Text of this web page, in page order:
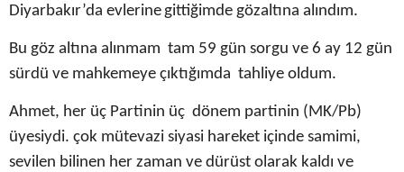
Diyarbakır’da evlerinegittiğimde gözaltına alındım.
Bu göz altına alınmam tam 59 gün sorgu ve 6 ay 12 gün
sürdü ve mahkemeye çıktığımda tahliye oldum.
Ahmet, her üç Partinin üç dönem partinin (MK/Pb)
üyesiydi. çok mütevazi siyasi hareket içinde samimi,
sevilen bilinen her zaman ve dürüst olarak kaldı ve